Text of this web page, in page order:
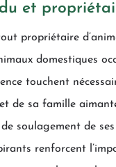
et
propriétaire
domestiques
touchent
de sa famille
soulagement de
renforcent